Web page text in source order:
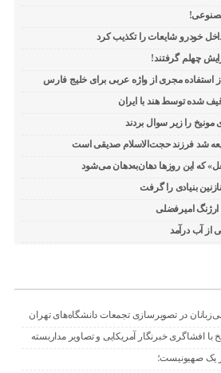
خودرو شایعات را تکذیب کرد
چهلم گرفتند!
استفاده مجری از واژه عربی برای خلیج فارس
شده توسط هند با ایران
شد فرزند حجت‌الاسلام صدیقی است
که این روزها دهان‌به‌دهان می‌شود
بنیادی را گرفت
از آب درآمد
در تصویرسازی تجمعات دانشگاه‌های تهران
با افشاگری خبرنگار آمریکایی و تصاویر مداربسته
یک صهیونیست؛